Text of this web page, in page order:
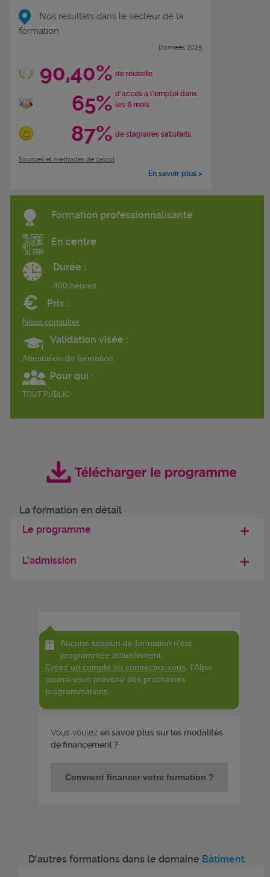
Nos résultats dans le secteur de la
formation
Données 2025
90,40% de réussite
65% d'accès à l'emploi dans
les 6 mois
87% de stagiaires satisfaits
Sources et méthodes de calcul
En savoir plus >
Formation professionnalisante
En centre
Durée :
400 heures
€ Prix :
Nous consulter
Validation visée :
Attestation de formation
Pour qui :
TOUT PUBLIC
La formation en détail
Le programme
L'admission
Aucune session de formation n'est
programmée actuellement.
Créez un compte ou connectez-vous , l'Afpa
pourra vous prévenir des prochaines
programmations.
Vous voulez en savoir plus sur les modalités
de financement ?
Comment financer votre formation ?
D'autres formations dans le domaine Bâtiment